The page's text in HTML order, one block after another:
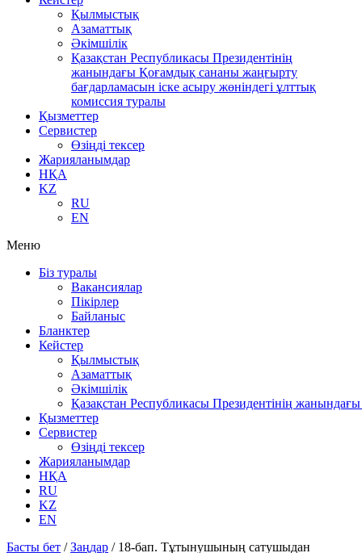
Қылмыстық
Азаматтық
Әкімшілік
Қазақстан Республикасы Президентінің
жанындағы Қоғамдық сананы жаңғырту
бағдарламасын іске асыру жөніндегі ұлттық
комиссия туралы
Қызметтер
Сервистер
Өзіңді тексер
Жарияланымдар
НҚА
KZ
RU
EN
Меню
Біз туралы
Вакансиялар
Пікірлер
Байланыс
Бланктер
Кейстер
Қылмыстық
Азаматтық
Әкімшілік
Қазақстан Республикасы Президентінің
Қызметтер
Сервистер
Өзіңді тексер
Жарияланымдар
НҚА
RU
KZ
EN
Басты бет /Заңдар / 18-бап. Тұтынушының сатушыдан